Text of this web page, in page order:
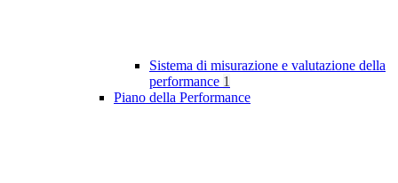
Sistema di misurazione e valutazione della
performance 1
Piano della Performance